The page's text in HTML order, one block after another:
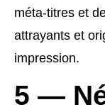
méta-titres et
attrayants et
impression.
5 —